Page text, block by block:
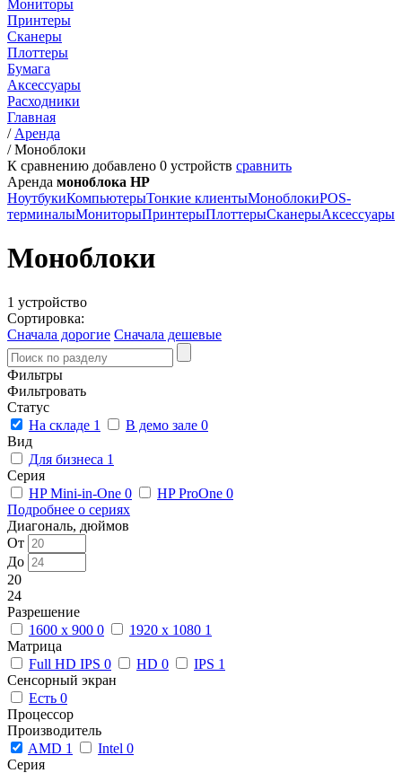
Мониторы
Принтеры
Сканеры
Плоттеры
Бумага
Аксессуары
Расходники
Главная
/ Аренда
/Моноблоки
К сравнению добавлено 0 устройств сравнить
Аренда моноблока HP
НоутбукиКомпьютерыТонкие клиентыМоноблокиPOS-
терминалыМониторыПринтерыПлоттерыСканерыАксессуары
Моноблоки
1 устройство
Сортировка:
Сначала дорогие Сначала дешевые
Фильтры
Фильтровать
Статус
На складе 1 В демо зале 0
Вид
Для бизнеса 1
Серия
HP Mini-in-One 0 HP ProOne 0
Подробнее о сериях
Диагональ, дюймов
От
До
20
24
Разрешение
1600 x 900 0 1920 x 1080 1
Матрица
Full HD IPS 0 HD 0 IPS 1
Сенсорный экран
Есть 0
Процессор
Производитель
AMD 1 Intel 0
Серия